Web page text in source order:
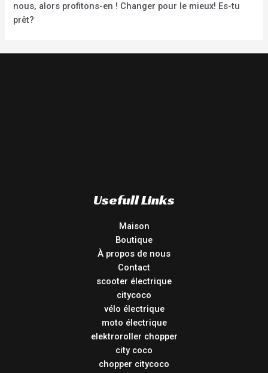
nous, alors profitons-en ! Changer pour le mieux! Es-tu
prêt?
Usefull Links
Maison
Boutique
À propos de nous
Contact
scooter électrique
citycoco
vélo électrique
moto électrique
elektroroller chopper
city coco
chopper citycoco